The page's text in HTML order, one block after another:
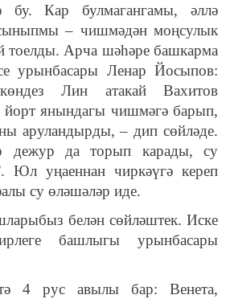
бу. Кар булмагангамы, әллә
– чишмәдән моңсулык
тоелды. Арча шәһәре башкарма
урынбасары Ленар Йосыпов:
Лин атакай Вахитов
янындагы чишмәгә барып,
аруландырды, – дип сөйләде.
дежур да торып карады, су
Юл уңаеннан чиркәүгә кереп
су өләшәләр иде.
белән сөйләштек. Иске
башлыгы урынбасары
4 рус авылы бар: Венета,